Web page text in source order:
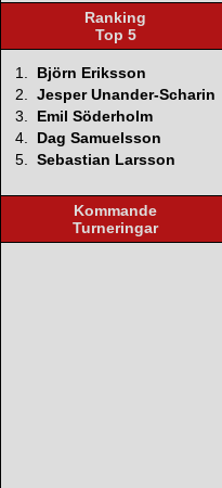
Ranking
Top 5
1.
Björn Eriksson
2. Jesper Unander-Scharin
3.
Emil Söderholm
4.
Dag Samuelsson
5. Sebastian Larsson
Kommande
Turneringar